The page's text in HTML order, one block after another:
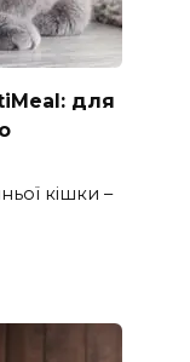
для
кішки –